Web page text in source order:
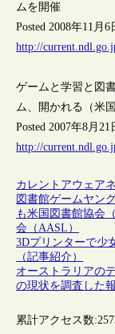
ムを開催
Posted 2008年11月6
http://
ゲームと学習と図
ム、開かれる（米国
Posted 2007年8月21
http://
カレントアウェア
図書館ゲームヤン
も米国図書館協会
会（AASL）
3Dプリンターで少
（記事紹介）
オーストラリアの
の現状を調査した
累計アクセス数: